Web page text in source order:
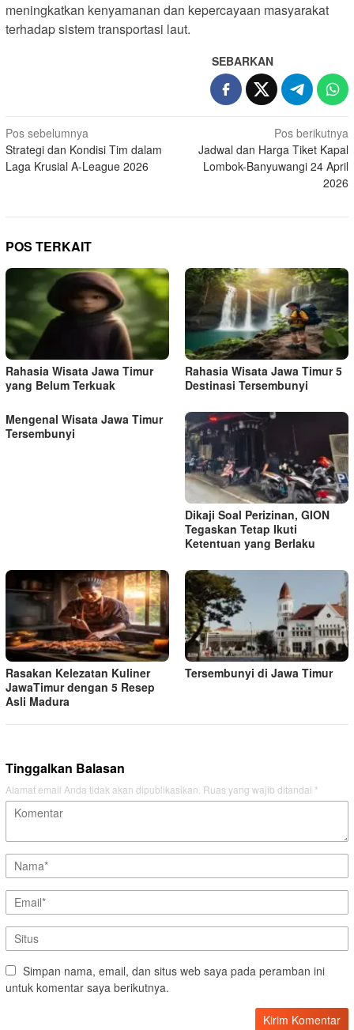
meningkatkan kenyamanan dan kepercayaan masyarakat
terhadap sistem transportasi laut.
SEBARKAN
N
a
v
g
a
s
i
p
o
s
Pos sebelumnya
Strategi dan Kondisi Tim dalam
Laga Krusial A-League 2026
Pos berikutnya
Jadwal dan Harga Tiket Kapal
Lombok-Banyuwangi 24 April
2026
POS TERKAIT
Rahasia Wisata Jawa Timur
yang Belum Terkuak
Rahasia Wisata Jawa Timur 5
Destinasi Tersembunyi
Mengenal Wisata Jawa Timur
Tersembunyi
Dikaji Soal Perizinan, GION
Tegaskan Tetap Ikuti
Ketentuan yang Berlaku
Rasakan Kelezatan Kuliner
JawaTimur dengan 5 Resep
Asli Madura
Tersembunyi di Jawa Timur
Tinggalkan Balasan
Alamat email Anda tidak akan dipublikasikan. Ruas yang wajib ditandai *
Simpan nama, email, dan situs web saya pada peramban ini
untuk komentar saya berikutnya.